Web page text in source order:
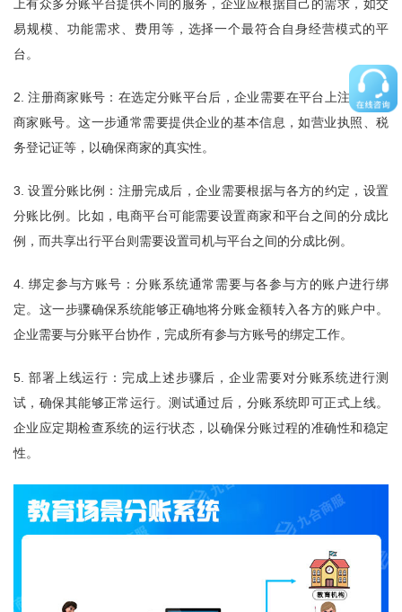
上有众多分账平台提供不同的服务，企业应根据自己的需求，如交
易规模、功能需求、费用等，选择一个最符合自身经营模式的平
台。
2. 注册商家账号：在选定分账平台后，企业需要在平台上注册一个
商家账号。这一步通常需要提供企业的基本信息，如营业执照、税
务登记证等，以确保商家的真实性。
3. 设置分账比例：注册完成后，企业需要根据与各方的约定，设置
分账比例。比如，电商平台可能需要设置商家和平台之间的分成比
例，而共享出行平台则需要设置司机与平台之间的分成比例。
4. 绑定参与方账号：分账系统通常需要与各参与方的账户进行绑
定。这一步骤确保系统能够正确地将分账金额转入各方的账户中。
企业需要与分账平台协作，完成所有参与方账号的绑定工作。
5. 部署上线运行：完成上述步骤后，企业需要对分账系统进行测
试，确保其能够正常运行。测试通过后，分账系统即可正式上线。
企业应定期检查系统的运行状态，以确保分账过程的准确性和稳定
性。